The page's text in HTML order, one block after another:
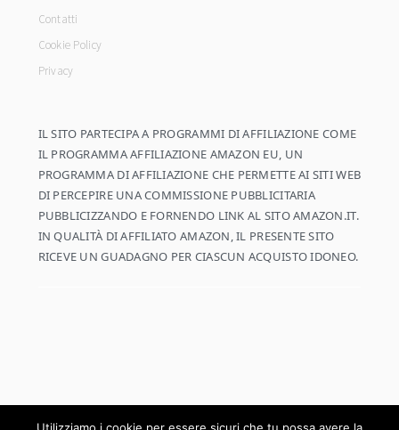
Contatti
Cookie Policy
Privacy
IL SITO PARTECIPA A PROGRAMMI DI AFFILIAZIONE COME
IL PROGRAMMA AFFILIAZIONE AMAZON EU, UN
PROGRAMMA DI AFFILIAZIONE CHE PERMETTE AI SITI WEB
DI PERCEPIRE UNA COMMISSIONE PUBBLICITARIA
PUBBLICIZZANDO E FORNENDO LINK AL SITO AMAZON.IT.
IN QUALITÀ DI AFFILIATO AMAZON, IL PRESENTE SITO
RICEVE UN GUADAGNO PER CIASCUN ACQUISTO IDONEO.